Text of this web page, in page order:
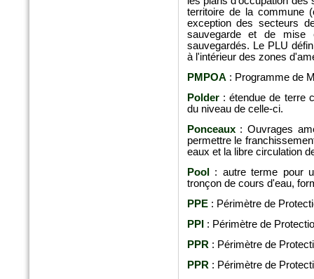
territoire de la commune
exception des secteurs
sauvegarde et de mise
sauvegardés. Le PLU
à l'intérieur des zones
PMPOA : Programme de
Polder: étendue de terre
du niveau de celle-ci.
Ponceaux: Ouvrages
permettre le
eaux et la libre circulation
Pool
: autre terme pour
tronçon de cours d'eau,
PPE: Périmètre de
PPI : Périmètre de
PPR : Périmètre de
PPR : Périmètre de